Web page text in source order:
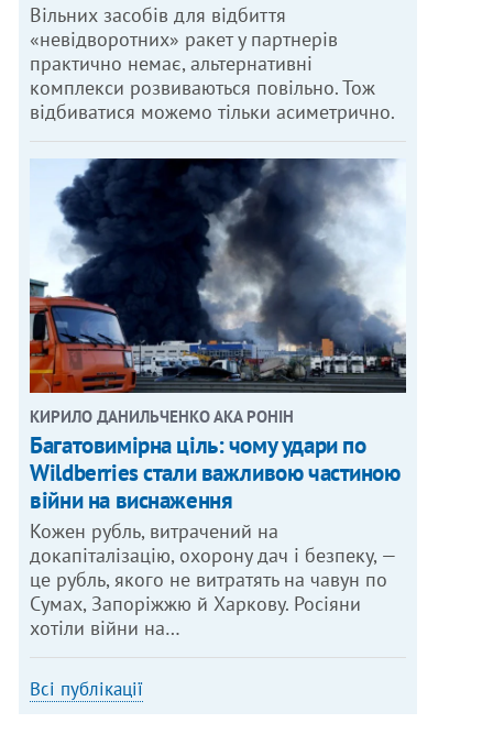
Вільних засобів для відбиття
«невідворотних» ракет у партнерів
практично немає, альтернативні
комплекси розвиваються повільно. Тож
відбиватися можемо тільки асиметрично.
КИРИЛО ДАНИЛЬЧЕНКО АКА РОНІН
Багатовимірна ціль: чому удари по
Wildberries стали важливою частиною
війни на виснаження
Кожен рубль, витрачений на
докапіталізацію, охорону дач і безпеку, —
це рубль, якого не витратять на чавун по
Сумах, Запоріжжю й Харкову. Росіяни
хотіли війни на…
Всі публікації